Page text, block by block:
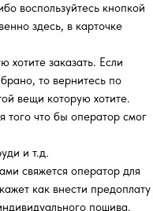
воспользуйтесь кнопкой
здесь, в карточке
заказать. Если
то вернитесь по
вещи которую хотите.
того что бы оператор смог
и т.д.
свяжется оператор для
как внести предоплату
пошива.